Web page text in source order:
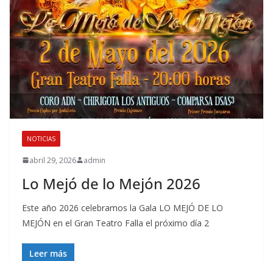
NOTICIAS
abril 29, 2026 admin
Lo Mejó de lo Mejón 2026
Este año 2026 celebramos la Gala LO MEJÓ DE LO
MEJÓN en el Gran Teatro Falla el próximo día 2
Leer más